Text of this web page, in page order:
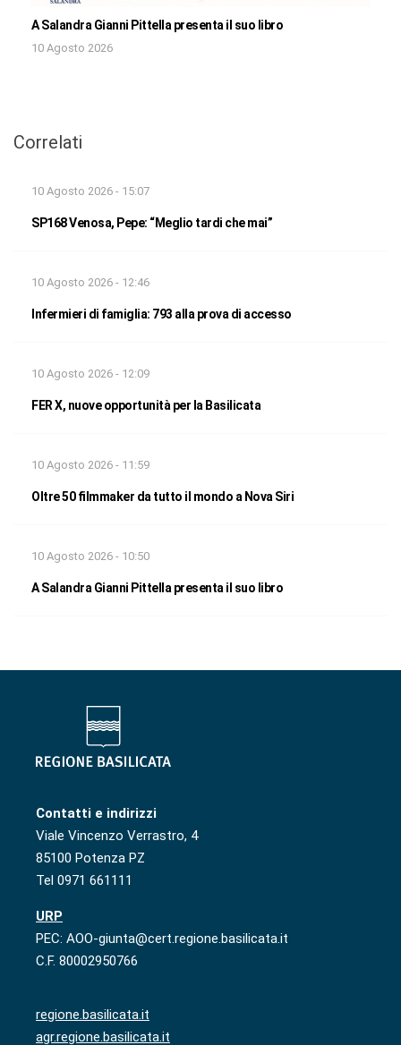
A Salandra Gianni Pittella presenta il suo libro
10 Agosto 2026
Correlati
10 Agosto 2026 - 15:07
SP168 Venosa, Pepe: “Meglio tardi che mai”
10 Agosto 2026 - 12:46
Infermieri di famiglia: 793 alla prova di accesso
10 Agosto 2026 - 12:09
FER X, nuove opportunità per la Basilicata
10 Agosto 2026 - 11:59
Oltre 50 filmmaker da tutto il mondo a Nova Siri
10 Agosto 2026 - 10:50
A Salandra Gianni Pittella presenta il suo libro
Contatti e indirizzi
Viale Vincenzo Verrastro, 4
85100 Potenza PZ
Tel 0971 661111
URP
PEC: AOO-giunta@cert.regione.basilicata.it
C.F. 80002950766
regione.basilicata.it
agr.regione.basilicata.it